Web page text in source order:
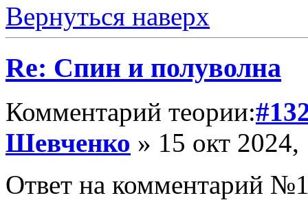
Вернуться наверх
Re: Спин и полуволна
Комментарий теории:
Шевченко » 15 окт 2024,
Ответ на комментарий